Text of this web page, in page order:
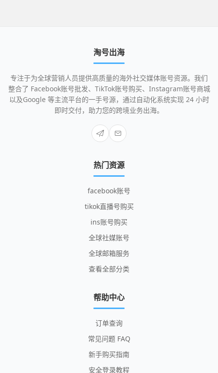
淘号出海
专注于为全球营销人员提供高质量的海外社交媒体账号资源。我们
整合了 Facebook账号批发、TikTok账号购买、Instagram账号商城
以及Google 等主流平台的一手号源，通过自动化系统实现 24 小时
即时交付，助力您的跨境业务出海。
热门资源
facebook账号
tikok直播号购买
ins账号购买
全球社媒账号
全球邮箱服务
查看全部分类
帮助中心
订单查询
常见问题 FAQ
新手购买指南
安全登录教程